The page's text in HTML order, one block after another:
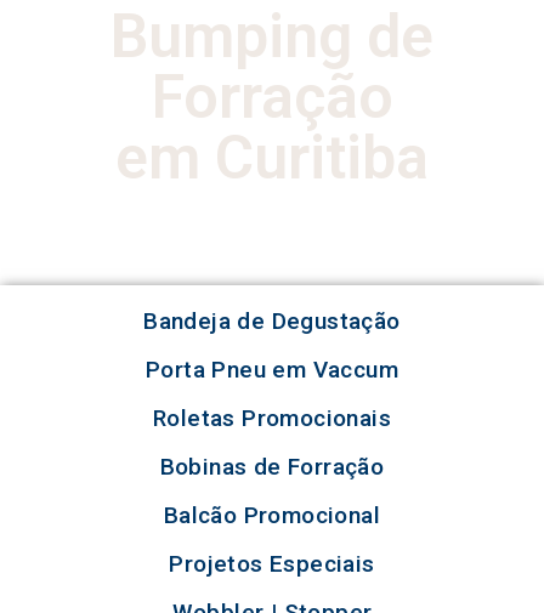
Bumping de
Forração
em Curitiba
Bandeja de Degustação
Porta Pneu em Vaccum
Roletas Promocionais
Bobinas de Forração
Balcão Promocional
Projetos Especiais